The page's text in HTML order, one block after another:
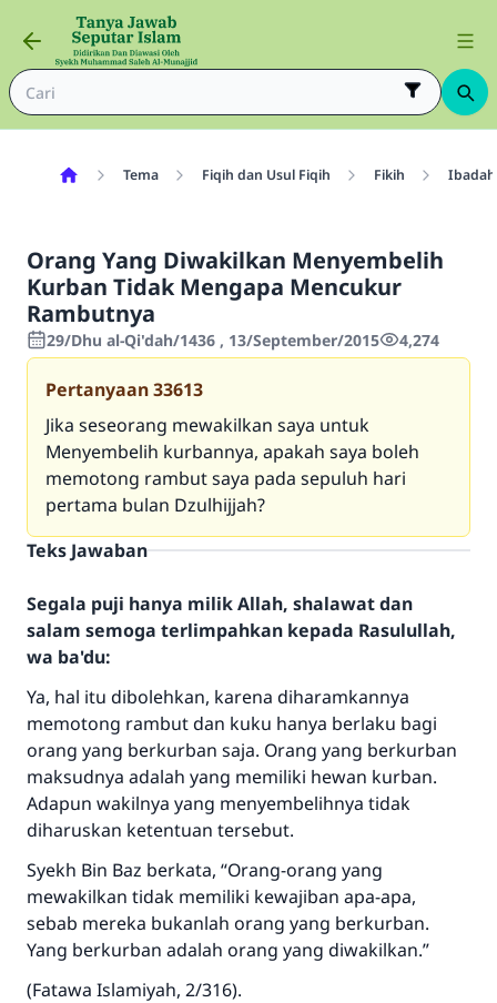
Tema Fiqih dan Usul Fiqih Fikih
Orang Yang Diwakilkan Menyembelih
Kurban Tidak Mengapa Mencukur
Rambutnya
29/Dhu al-Qi'dah/1436 , 13/September/2015 4,274
Pertanyaan33613
Jika seseorang mewakilkan saya untuk
Menyembelih kurbannya, apakah saya boleh
memotong rambut saya pada sepuluh hari
pertama bulan Dzulhijjah?
Teks Jawaban
Segala puji hanya milik Allah, shalawat dan
salam semoga terlimpahkan kepada Rasulullah,
wa ba'du:
Ya, hal itu dibolehkan, karena diharamkannya
memotong rambut dan kuku hanya berlaku bagi
orang yang berkurban saja. Orang yang berkurban
maksudnya adalah yang memiliki hewan kurban.
Adapun wakilnya yang menyembelihnya tidak
diharuskan ketentuan tersebut.
Syekh Bin Baz berkata, “Orang-orang yang
mewakilkan tidak memiliki kewajiban apa-apa,
sebab mereka bukanlah orang yang berkurban.
Yang berkurban adalah orang yang diwakilkan.”
(Fatawa Islamiyah, 2/316).
Jawaban no. 110845
menyelamatkan pernikahan.
Bantu kami dalam memberikan jawaban untuk umat
Rasulullah ﷺ bersabda
"Siapa yang menunjukkan suatu kebaikan,
meka dia akan mendapatkan pahala yang
sama dengan orang yang melakukannya"